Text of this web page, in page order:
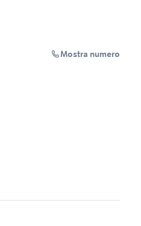
Mostra numero